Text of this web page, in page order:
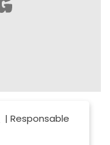
| Responsable